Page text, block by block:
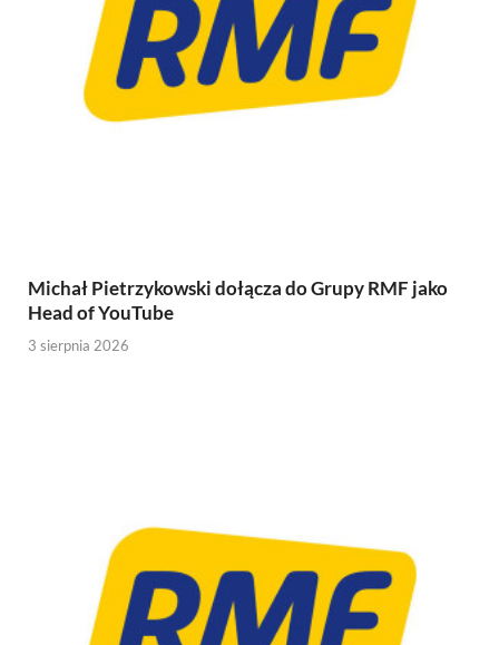
Michał Pietrzykowski dołącza do Grupy RMF jako
Head of YouTube
3 sierpnia 2026